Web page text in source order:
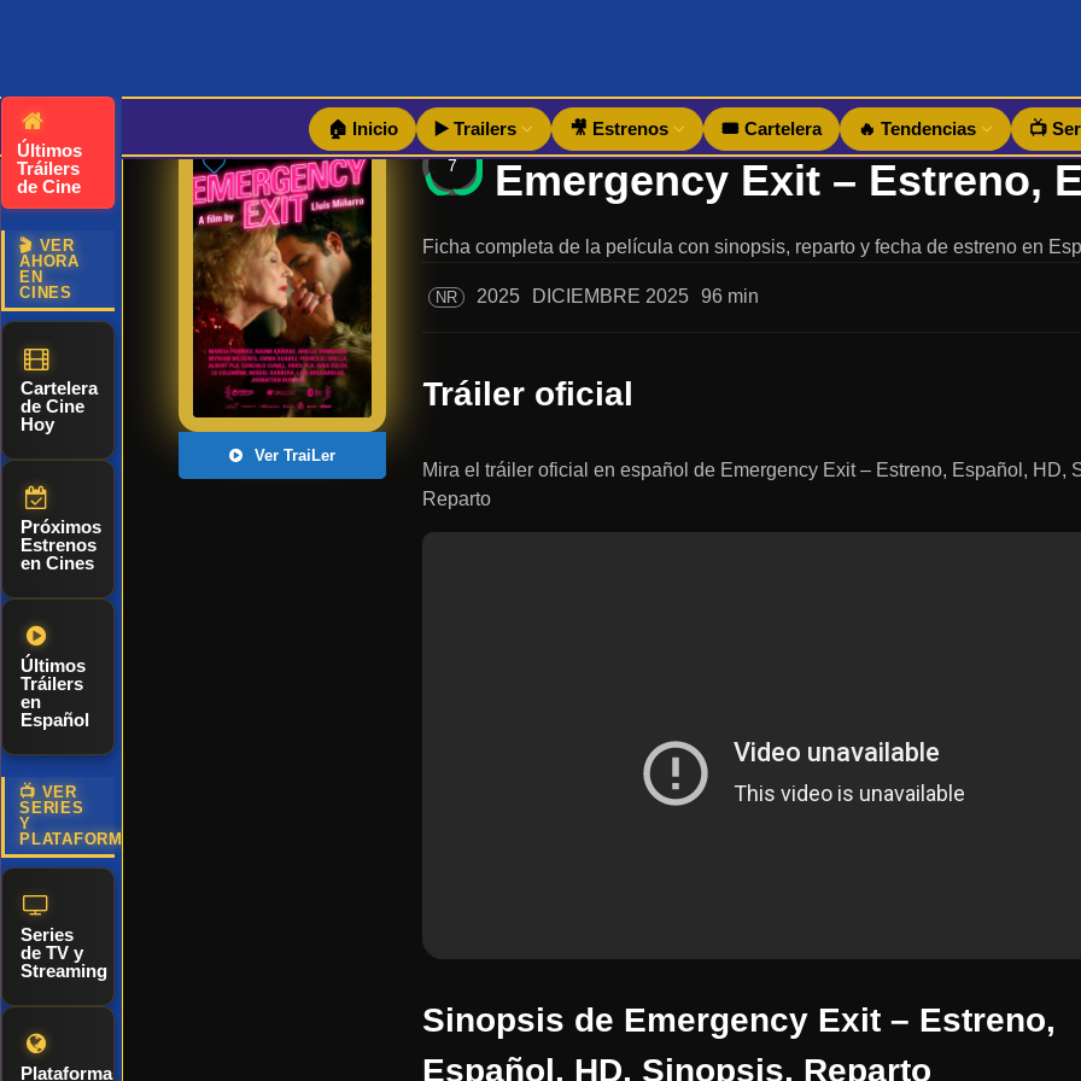
Últimos
Tráilers
de Cine
🎬 VER
AHORA
EN
CINES
Cartelera
de Cine
Hoy
Próximos
Estrenos
en Cines
Últimos
Tráilers
en
Español
📺 VER
SERIES
Y
PLATAFORMAS
Series
de TV y
Streaming
Plataformas
🏠 Inicio ▶️ Trailers 🎥 Estrenos 🎟️ Cartelera 🔥 Tendencias 📺
Ver TraiLer
7
Ficha completa de la película con sinopsis, reparto y fecha de estreno en
NR 2025 DICIEMBRE 2025 96 min
Tráiler oficial
Mira el tráiler oficial en español de Emergency Exit – Estreno, Español, HD,
Reparto
Sinopsis de Emergency Exit – Estreno,
Español, HD, Sinopsis, Reparto